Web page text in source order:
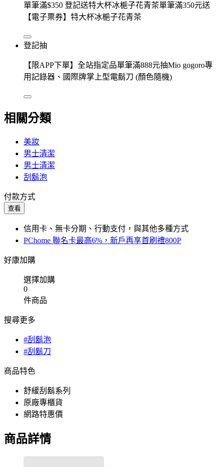
單筆滿$350 登記送特大杯冰梔子花青茶單筆滿350元送
【電子票券】特大杯冰梔子花青茶
登記抽
【限APP下單】全站指定品單筆滿888元抽Mio gogoro專
用記錄器、國際牌掌上型電鬍刀 (顏色隨機)
相關分類
美妝
男士清潔
男士清潔
刮鬍泡
付款方式
查看
信用卡、無卡分期、行動支付，與其他多種方式
PChome 聯名卡最高6%，新戶再享首刷禮800P
好康加購
選擇加購
0
件商品
搜尋更多
#刮鬍泡
#刮鬍刀
商品特色
舒緩刮鬍系列
原廠專櫃貨
網路特惠價
商品詳情